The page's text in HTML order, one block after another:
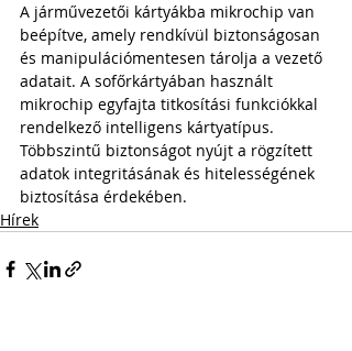
A járművezetői kártyákba mikrochip van
beépítve, amely rendkívül biztonságosan
és manipulációmentesen tárolja a vezető
adatait. A sofőrkártyában használt
mikrochip egyfajta titkosítási funkciókkal
rendelkező intelligens kártyatípus.
Többszintű biztonságot nyújt a rögzített
adatok integritásának és hitelességének
biztosítása érdekében.
Hírek